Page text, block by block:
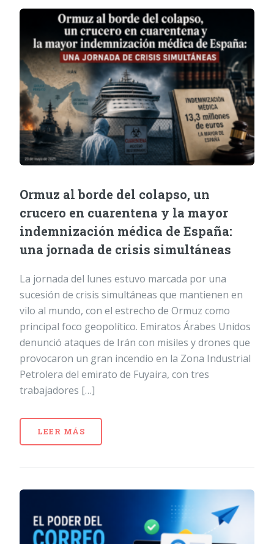
Ormuz al borde del colapso, un
crucero en cuarentena y la mayor
indemnización médica de España:
una jornada de crisis simultáneas
La jornada del lunes estuvo marcada por una
sucesión de crisis simultáneas que mantienen en
vilo al mundo, con el estrecho de Ormuz como
principal foco geopolítico. Emiratos Árabes Unidos
denunció ataques de Irán con misiles y drones que
provocaron un gran incendio en la Zona Industrial
Petrolera del emirato de Fuyaira, con tres
trabajadores […]
LEER MÁS